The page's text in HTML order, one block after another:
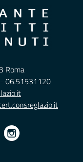
Roma
06.51531120